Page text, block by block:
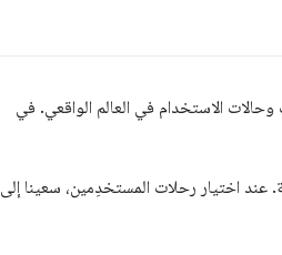
الاستخدام في العالم الواقعي. في
عند اختيار رحلات المستخدِمين، سعينا إلى